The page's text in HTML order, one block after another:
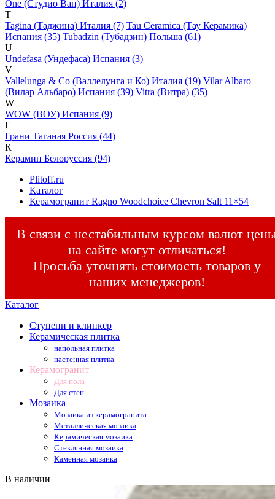
One (Студио Ван) Италия (2)
T
Tagina (Таджина) Италия (7) Tau Ceramica (Тау Керамика)
Испания (35) Tubadzin (Тубадзин) Польша (61)
U
Undefasa (Ундефаса) Испания (3)
V
Vallelunga & Co (Валлелунга и Ко) Италия (19) Vilar Albaro
(Вилар Альбаро) Испания (39) Vitra (Витра) (35)
W
WOW (ВОУ) Испания (9)
Г
Грани Таганая Россия (44)
К
Керамин Белоруссия (94)
Plitoff.ru
Каталог
Керамогранит Ragno Woodchoice Chevron Salt 11×54
В связи с нестабильным курсом валют
на сайте могут отличаться!
Просьба уточнять стоимость товаров у
наших менеджеров!
Каталог
Ступени и клинкер
Керамическая плитка
напольная плитка
настенная плитка
Керамогранит
Для пола
Для стен
Мозаика
Мозаика из керамогранита
Металлическая мозаика
Керамическая мозаика
Стеклянная мозаика
Каменная мозаика
В наличии